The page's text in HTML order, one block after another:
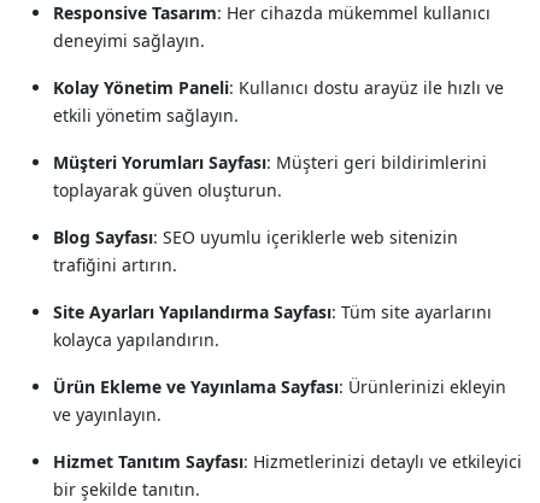
Responsive Tasarım: Her cihazda mükemmel kullanıcı
deneyimi sağlayın.
Kolay Yönetim Paneli: Kullanıcı dostu arayüz ile hızlı ve
etkili yönetim sağlayın.
Müşteri Yorumları Sayfası: Müşteri geri bildirimlerini
toplayarak güven oluşturun.
Blog Sayfası: SEO uyumlu içeriklerle web sitenizin
trafiğini artırın.
Site Ayarları Yapılandırma Sayfası: Tüm site ayarlarını
kolayca yapılandırın.
Ürün Ekleme ve Yayınlama Sayfası: Ürünlerinizi ekleyin
ve yayınlayın.
Hizmet Tanıtım Sayfası: Hizmetlerinizi detaylı ve etkileyici
bir şekilde tanıtın.